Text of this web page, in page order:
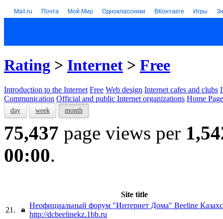
Mail.ru Почта Мой Мир Одноклассники ВКонтакте Игры
Rating > Internet > Free
Introduction to the Internet Free Web design Internet cafes and clubs
Communication Official and public Internet organizations Home
day week month
75,437 page views per
00:00.
Site title
21.
Неофициальный форум "Интернет Дома" Beeline
http://dcbeelinekz.1bb.ru